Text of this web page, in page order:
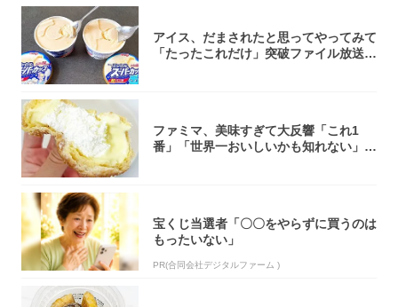
アイス、だまされたと思ってやってみて
「たったこれだけ」突破ファイル放送で
ファミマ、美味すぎて大反響「これ1
番」「世界一おいしいかも知れない」
宝くじ当選者「〇〇をやらずに買うのは
もったいない」
PR(合同会社デジタルファーム )